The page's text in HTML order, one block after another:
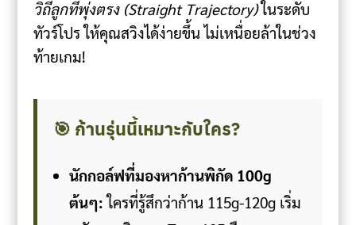
วิถีลูกที่พุ่งตรง (Straight Trajectory)ในระดับ
ทัวร์โปร ให้คุณสวิงได้ง่ายขึ้น ไม่เหนื่อยล้าในช่วง
ท้ายเกม!
🎯 ก้านรุ่นนี้เหมาะกับใคร?
นักกอล์ฟที่มองหาก้านพิกัด 100g
ต้นๆ:ใครที่รู้สึกว่าก้าน 115g-120g เริ่ม